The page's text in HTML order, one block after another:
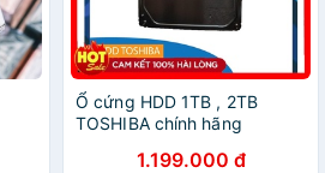
Ổ cứng HDD 1TB , 2TB
TOSHIBA chính hãng
1.199.000 đ